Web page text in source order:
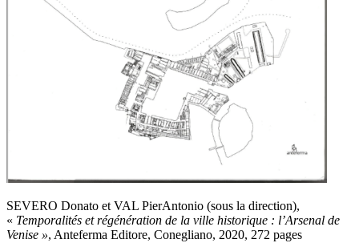
SEVERO Donato et VAL PierAntonio (sous la direction),
« Temporalités et régénération de la ville historique : l’Arsenal de
Venise », Anteferma Editore, Conegliano, 2020, 272 pages